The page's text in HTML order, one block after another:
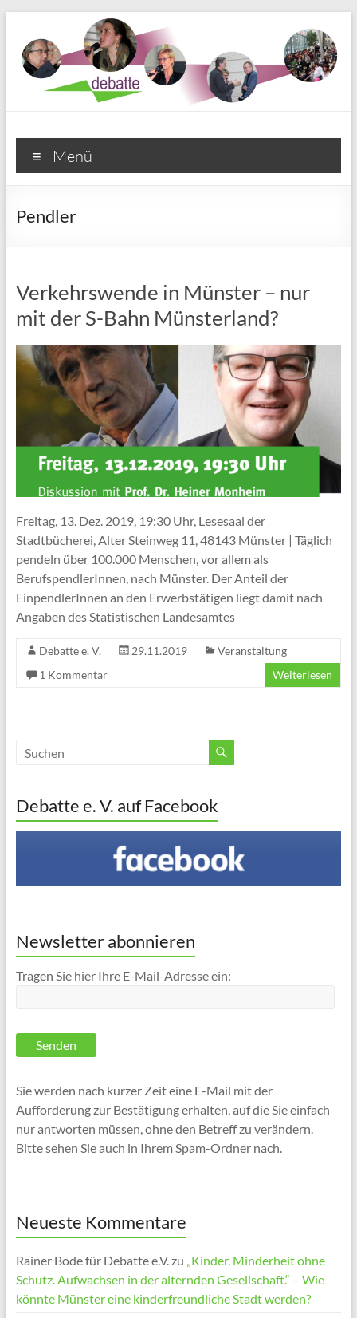
springen
Debatte e. V. Münster
Menü
Pendler
Verkehrswende in Münster – nur
mit der S-Bahn Münsterland?
Freitag, 13. Dez. 2019, 19:30 Uhr, Lesesaal der
Stadtbücherei, Alter Steinweg 11, 48143 Münster | Täglich
pendeln über 100.000 Menschen, vor allem als
BerufspendlerInnen, nach Münster. Der Anteil der
EinpendlerInnen an den Erwerbstätigen liegt damit nach
Angaben des Statistischen Landesamtes
Debatte e. V. 29.11.2019
Veranstaltung
1 Kommentar
Weiterlesen
Debatte e. V. auf Facebook
Newsletter abonnieren
Tragen Sie hier Ihre E-Mail-Adresse ein:
Sie werden nach kurzer Zeit eine E-Mail mit der
Aufforderung zur Bestätigung erhalten, auf die Sie einfach
nur antworten müssen, ohne den Betreff zu verändern.
Bitte sehen Sie auch in Ihrem Spam-Ordner nach.
Neueste Kommentare
Rainer Bode für Debatte e.V.zu „Kinder. Minderheit ohne
Schutz. Aufwachsen in der alternden Gesellschaft.“ – Wie
könnte Münster eine kinderfreundliche Stadt werden?